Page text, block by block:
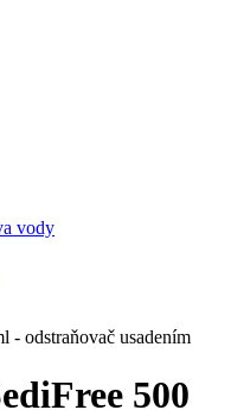
vody
- odstraňovač usadením
500